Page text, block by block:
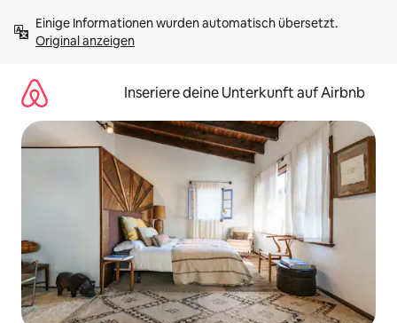
Inhalten
springenOriginal anzeigen
Inseriere deine Unterkunft auf Airbnb